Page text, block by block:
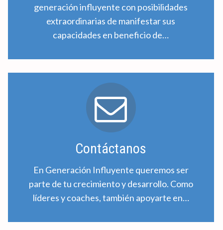
generación influyente con posibilidades
extraordinarias de manifestar sus
capacidades en beneficio de…
Contáctanos
En Generación Influyente queremos ser
parte de tu crecimiento y desarrollo. Como
líderes y coaches, también apoyarte en…